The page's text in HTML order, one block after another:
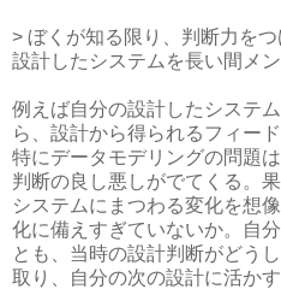
> ぼくが知る限り、判断力を
設計したシステムを長い間メ
例えば自分の設計したシステ
ら、設計から得られるフィー
特にデータモデリングの問題
判断の良し悪しがでてくる。
システムにまつわる変化を想
化に備えすぎていないか。自
とも、当時の設計判断がどう
取り、自分の次の設計に活か